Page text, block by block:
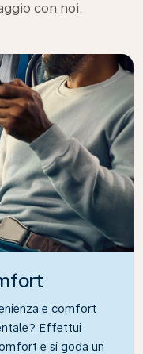
con noi.
e comfort
Effettui
e si goda un